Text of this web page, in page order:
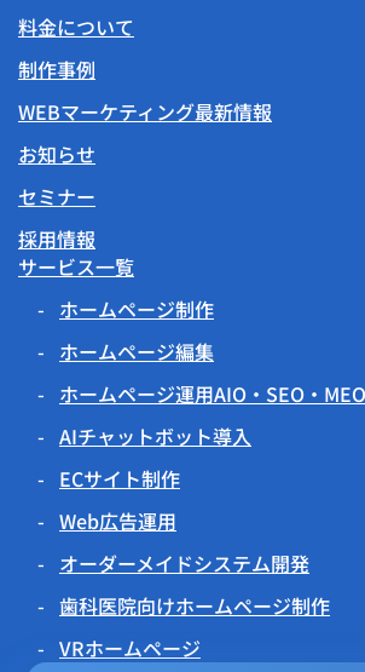
料金について
制作事例
WEBマーケティング最新情報
お知らせ
セミナー
採用情報
サービス一覧
ホームページ制作
ホームページ編集
ホームページ運用AIO・SEO・
AIチャットボット導入
ECサイト制作
Web広告運用
オーダーメイドシステム開発
歯科医院向けホームページ制作
VRホームページ